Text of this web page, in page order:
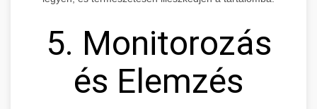
5. Monitorozás
és Elemzés